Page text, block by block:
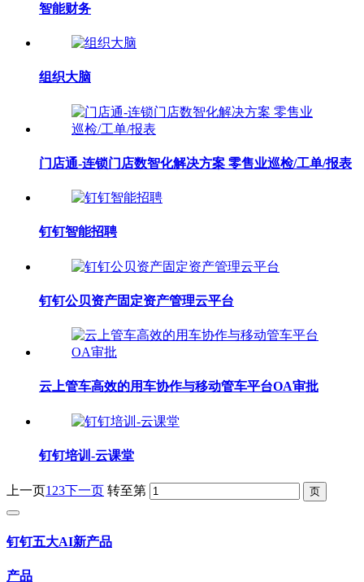
智能财务
组织大脑
门店通-连锁门店数智化解决方案 零售业巡检/工单/报表
钉钉智能招聘
钉钉公贝资产固定资产管理云平台
云上管车高效的用车协作与移动管车平台OA审批
钉钉培训-云课堂
上一页1 23下一页 转至第
钉钉五大AI新产品
产品